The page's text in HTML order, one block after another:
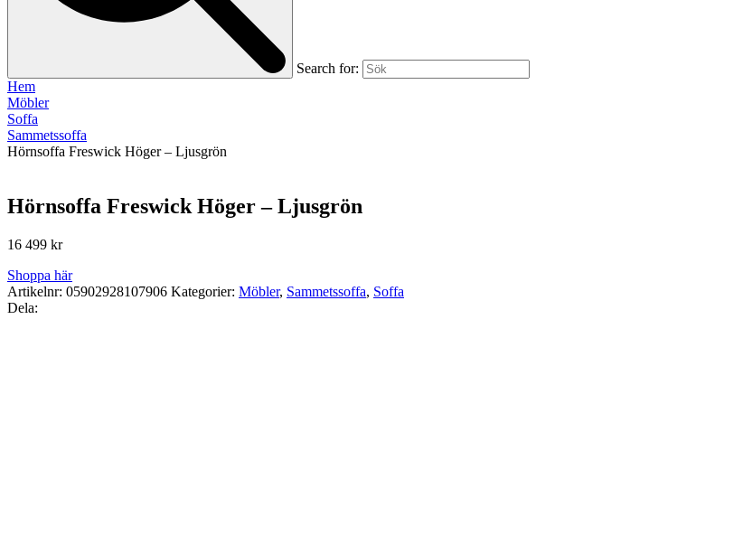
Search for:
Hem
Möbler
Soffa
Sammetssoffa
Hörnsoffa Freswick Höger – Ljusgrön
Hörnsoffa Freswick Höger – Ljusgrön
16 499 kr
Shoppa här
Artikelnr: 05902928107906 Kategorier: Möbler, Sammetssoffa, Soffa
Dela: